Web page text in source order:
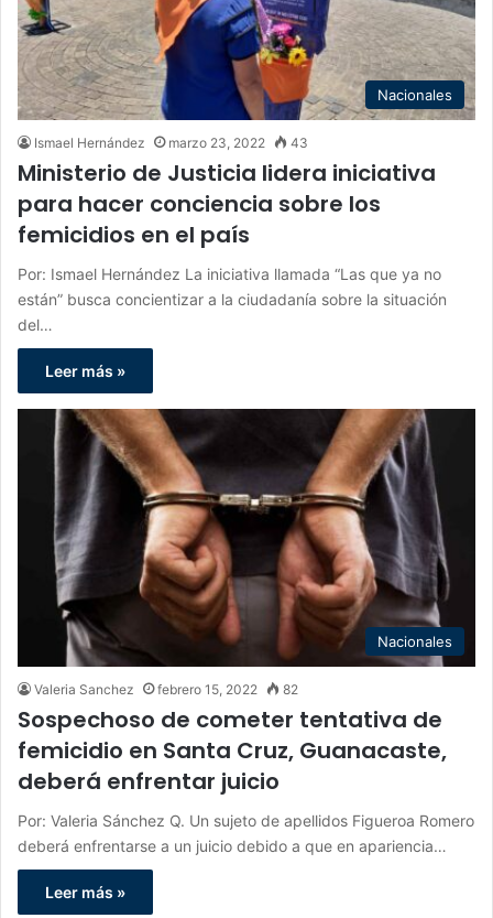
Nacionales
Ismael Hernández marzo 23, 2022 43
Ministerio de Justicia lidera iniciativa
para hacer conciencia sobre los
femicidios en el país
Por: Ismael Hernández La iniciativa llamada “Las que ya no
están” busca concientizar a la ciudadanía sobre la situación
del…
Leer más »
Nacionales
Valeria Sanchez febrero 15, 2022 82
Sospechoso de cometer tentativa de
femicidio en Santa Cruz, Guanacaste,
deberá enfrentar juicio
Por: Valeria Sánchez Q. Un sujeto de apellidos Figueroa Romero
deberá enfrentarse a un juicio debido a que en apariencia…
Leer más »